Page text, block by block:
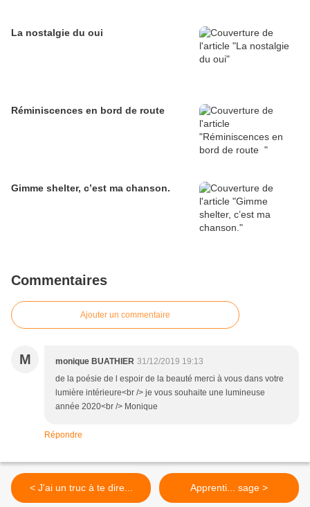
La nostalgie du oui
Gimme shelter, c’est ma chanson.
Commentaires
Ajouter un commentaire
M monique BUATHIER 31/12/2019 19:13
de la poésie de l espoir de la beauté merci à vous dans votre
lumière intérieure<br /> je vous souhaite une lumineuse
année 2020<br /> Monique
Répondre
< J'ai un truc à te dire... Apprenti... sage >